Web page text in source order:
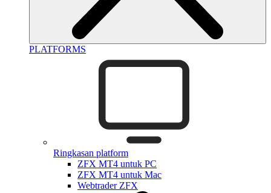
PLATFORMS
Ringkasan platform
ZFX MT4 untuk PC
ZFX MT4 untuk Mac
Webtrader ZFX